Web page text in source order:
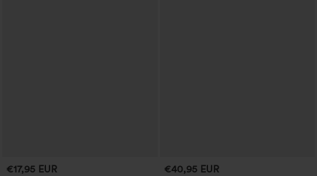
€17,95 EUR €40,95 EUR